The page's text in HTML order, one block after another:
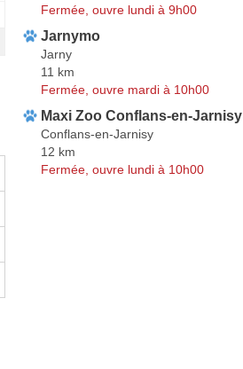
Fermée, ouvre lundi à 9h00
Jarnymo
Jarny
11 km
Fermée, ouvre mardi à 10h00
Maxi Zoo Conflans-en-Jarnisy
Conflans-en-Jarnisy
12 km
Fermée, ouvre lundi à 10h00